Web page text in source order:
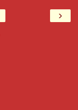
›